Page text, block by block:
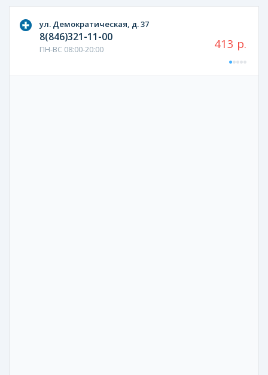
ул. Демократическая, д. 37
8(846)321-11-00
ПН-ВС 08:00-20:00 413 р.